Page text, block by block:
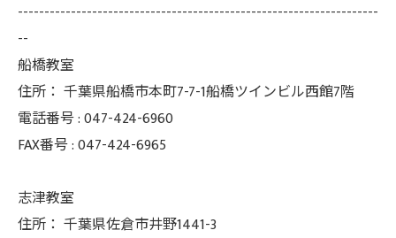
--------------------------------------------------------------------
--
船橋教室
住所： 千葉県船橋市本町7-7-1船橋ツインビル西館7階
電話番号 :047-424-6960
FAX番号 :047-424-6965
志津教室
住所： 千葉県佐倉市井野1441-3